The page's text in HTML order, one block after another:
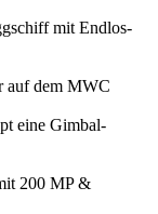
mit Endlos-
auf dem MWC
eine Gimbal-
200 MP &